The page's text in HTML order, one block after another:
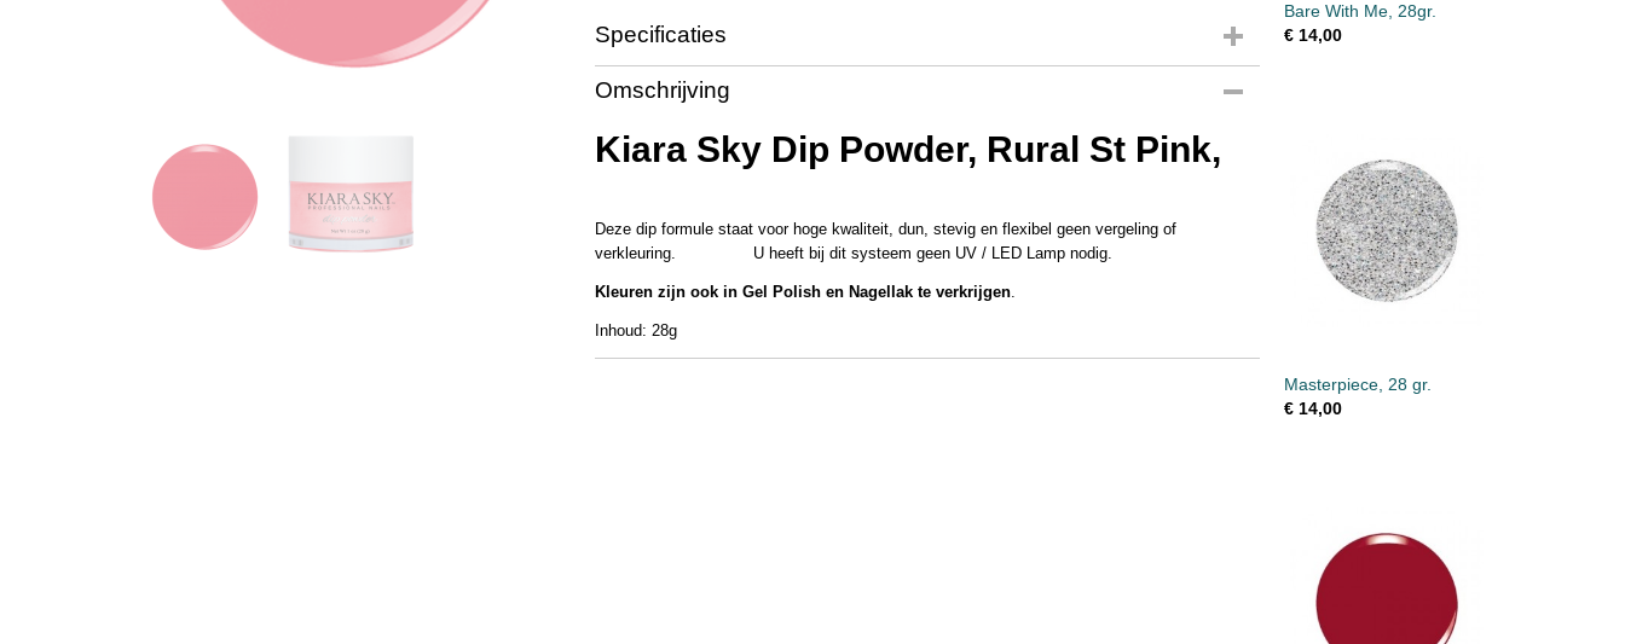
Specificaties
Productcode
EAN code
Bruto gewicht
0,08 Kg
Omschrijving
Kiara Sky Dip Powder, Rural St Pink,
Deze dip formule staat voor hoge kwaliteit, dun, stevig en flexibel geen vergeling of
verkleuring. U heeft bij dit systeem geen UV / LED Lamp nodig.
Kleuren zijn ook in Gel Polish en Nagellak te verkrijgen.
Inhoud: 28g
Bare With Me, 28gr.
€ 14,00
Masterpiece, 28 gr.
€ 14,00